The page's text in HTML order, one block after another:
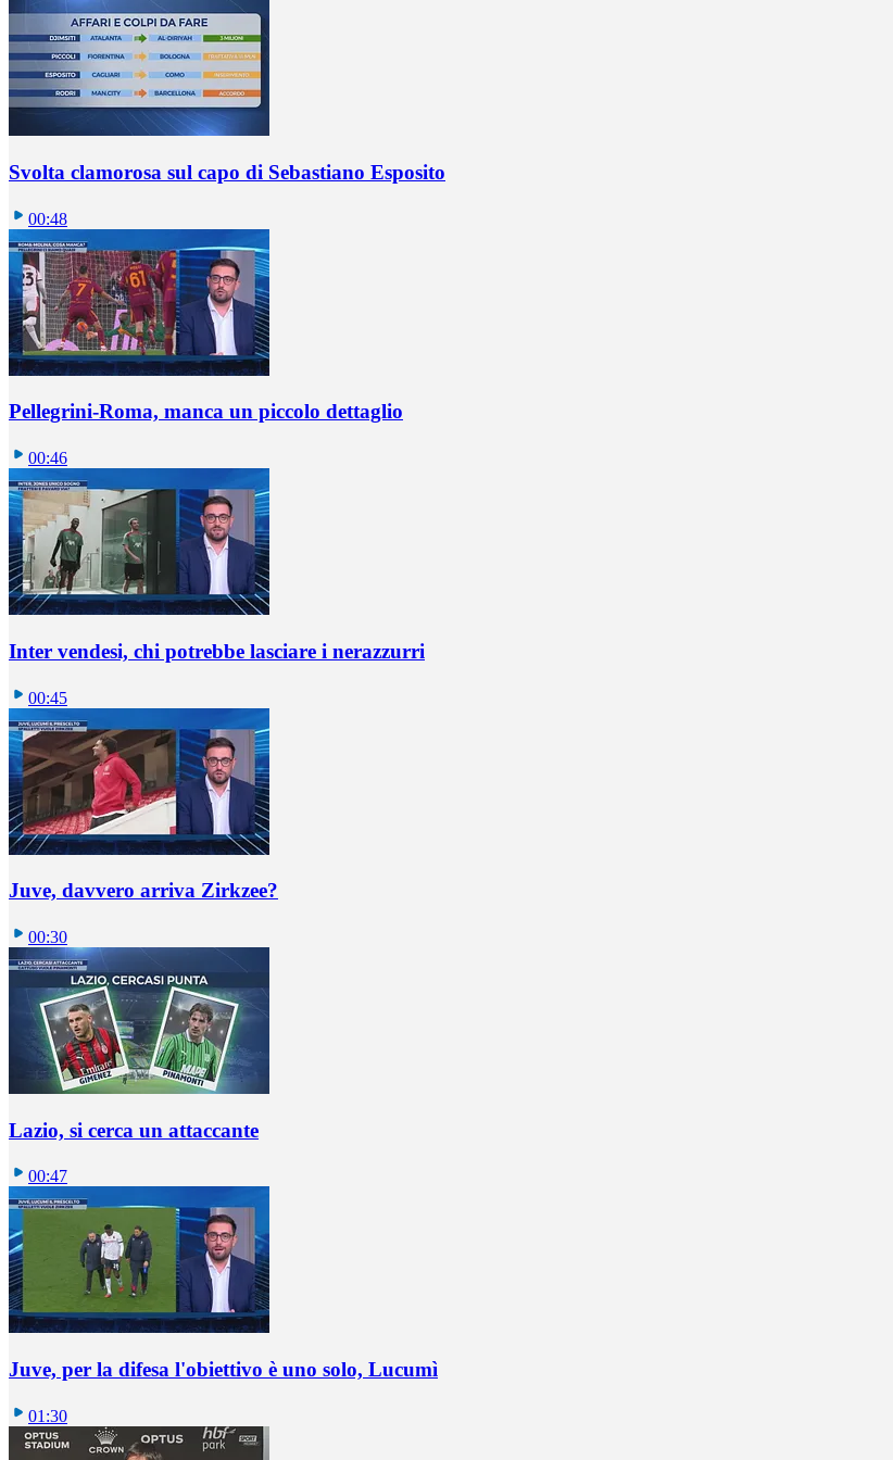
Svolta clamorosa sul capo di Sebastiano Esposito
00:48
Pellegrini-Roma, manca un piccolo dettaglio
00:46
Inter vendesi, chi potrebbe lasciare i nerazzurri
00:45
Juve, davvero arriva Zirkzee?
00:30
Lazio, si cerca un attaccante
00:47
Juve, per la difesa l'obiettivo è uno solo, Lucumì
01:30